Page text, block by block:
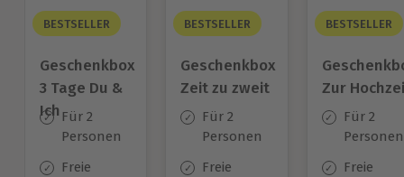
BESTSELLER
Geschenkbox
3 Tage Du &
Ich Für 2
Personen
Freie
BESTSELLER
Geschenkbox
Zeit zu zweit
Für 2
Personen
Freie
BESTSELLER
Zur
Für 2
Personen
Freie